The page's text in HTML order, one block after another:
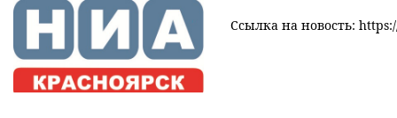
Ссылка на новость: